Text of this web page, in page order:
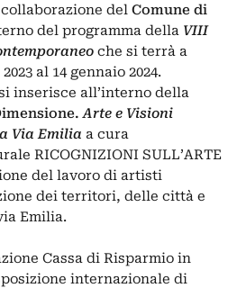
del Comune di
del programma della VIII
che si terrà a
al 14 gennaio 2024.
inserisce all’interno della
Arte e Visioni
Via Emilia a cura
RICOGNIZIONI SULL’ARTE
del lavoro di artisti
dei territori, delle città e
Emilia.
Cassa di Risparmio in
internazionale di